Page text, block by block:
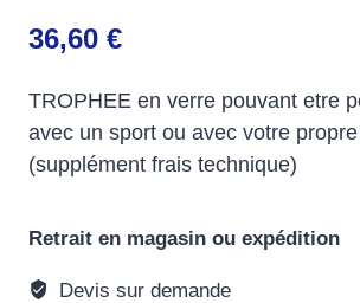
36,60 €
TROPHEE en verre pouvant etre
avec un sport ou avec votre
(supplément frais technique)
Retrait en magasin ou expédition
Devis sur demande